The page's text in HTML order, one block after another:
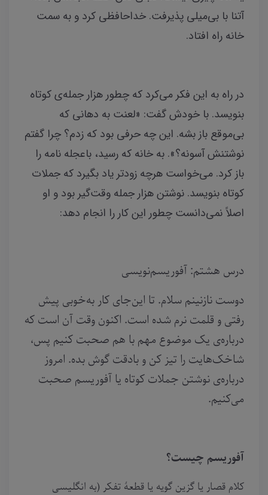
آتنا با بی‌میلی پذیرفت. خداحافظی کرد و به سمت
خانه راه افتاد.
در راه به این فکر می‌کرد که چطور هزار جمله‌ی کوتاه
بنویسد. با خودش گفت: «لعنت به دهانی که
بی‌موقع باز بشه. این چه حرفی بود که زدم؟ چرا گفتم
نوشتنش آسونه؟». به خانه که رسید، باعجله نامه را
باز کرد. می‌خواست هرچه زودتر یاد بگیرد که جملات
کوتاه بنویسد. نوشتن هزار جمله وقت‌گیر بود و او
اصلاً نمی‌دانست چطور این کار را انجام دهد:
درس هشتم: آفوریسم‌نویسی
دوست نازنینم سلام. تا این‌جای کار به‌خوبی پیش
رفتی و قلمت نرم شده است. اکنون وقت آن است که
درباره‌ی یک موضوع مهم با هم صحبت کنیم پس،
شاخک‌هایت را تیز کن و بادقت گوش بده. امروز
درباره‌ی نوشتن جملات کوتاه یا آفوریسم صحبت
می‌کنیم.
آفوریسم چیست؟
کلام قصار یا گزین گویه یا قطعهٔ تفکر (به انگلیسی